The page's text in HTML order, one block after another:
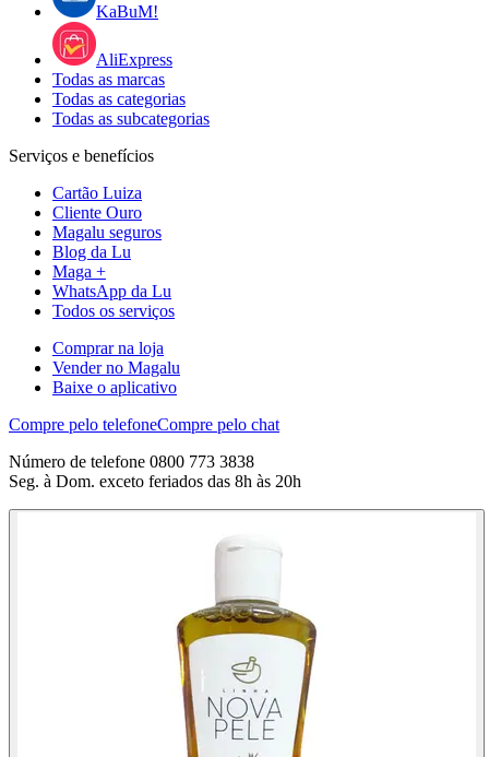
KaBuM!
AliExpress
Todas as marcas
Todas as categorias
Todas as subcategorias
Serviços e benefícios
Cartão Luiza
Cliente Ouro
Magalu seguros
Blog da Lu
Maga +
WhatsApp da Lu
Todos os serviços
Comprar na loja
Vender no Magalu
Baixe o aplicativo
Compre pelo telefoneCompre pelo chat
Número de telefone 0800 773 3838
Seg. à Dom. exceto feriados das 8h às 20h